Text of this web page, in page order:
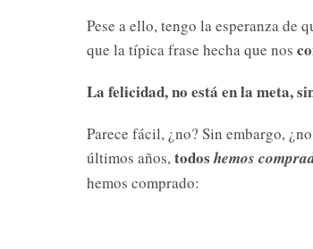
Pese a ello, tengo la esperanza de
que la típica frase hecha que nos
La felicidad, no está en la meta,
Parece fácil, ¿no? Sin embargo,
últimos años, todos hemos
hemos comprado: